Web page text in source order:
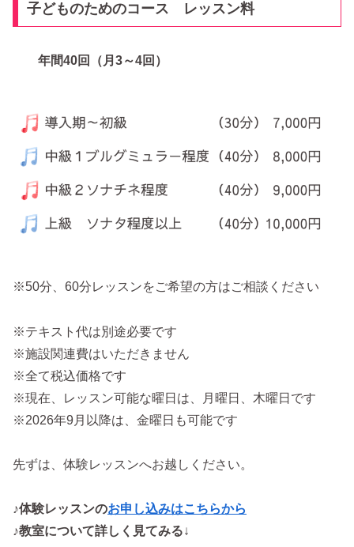
子どものためのコース レッスン料
年間40回（月3～4回）
※50分、60分レッスンをご希望の方はご相談ください
※テキスト代は別途必要です
※施設関連費はいただきません
※全て税込価格です
※現在、レッスン可能な曜日は、月曜日、木曜日です
※2026年9月以降は、金曜日も可能です
先ずは、体験レッスンへお越しください。
♪体験レッスンのお申し込みはこちらから
♪教室について詳しく見てみる↓